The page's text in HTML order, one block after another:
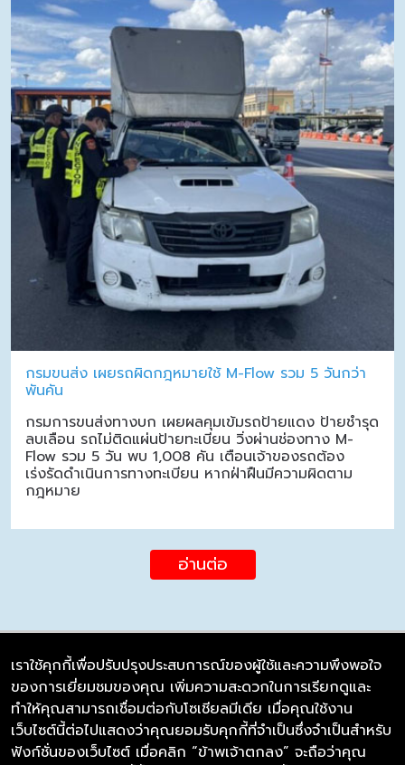
กรมขนส่ง เผยรถผิดกฎหมายใช้ M-Flow รวม 5 วันกว่า
พันคัน
กรมการขนส่งทางบก เผยผลคุมเข้มรถป้ายแดง ป้ายชำรุด
ลบเลือน รถไม่ติดแผ่นป้ายทะเบียน วิ่งผ่านช่องทาง M-
Flow รวม 5 วัน พบ 1,008 คัน เตือนเจ้าของรถต้อง
เร่งรัดดำเนินการทางทะเบียน หากฝ่าฝืนมีความผิดตาม
กฎหมาย
อ่านต่อ
บริษัท ซิมลิงค์ จำกัด
98/226 Bangrakyai-Baanmai Road,
Bangyai, Nonthaburi 11140
เราใช้คุกกี้เพื่อปรับปรุงประสบการณ์ของผู้ใช้และความพึงพอใจ
ของการเยี่ยมชมของคุณ เพิ่มความสะดวกในการเรียกดูและ
ทำให้คุณสามารถเชื่อมต่อกับโซเชียลมีเดีย เมื่อคุณใช้งาน
เว็บไซต์นี้ต่อไปแสดงว่าคุณยอมรับคุกกี้ที่จำเป็นซึ่งจำเป็นสำหรับ
ฟังก์ชั่นของเว็บไซต์ เมื่อคลิก “ข้าพเจ้าตกลง” จะถือว่าคุณ